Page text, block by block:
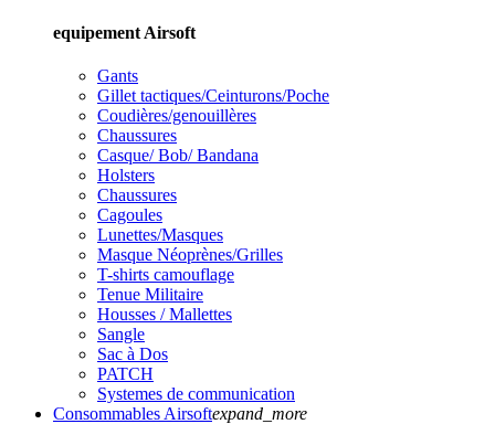
equipement Airsoft
Gants
Gillet tactiques/Ceinturons/Poche
Coudières/genouillères
Chaussures
Casque/ Bob/ Bandana
Holsters
Chaussures
Cagoules
Lunettes/Masques
Masque Néoprènes/Grilles
T-shirts camouflage
Tenue Militaire
Housses / Mallettes
Sangle
Sac à Dos
PATCH
Systemes de communication
Consommables Airsoftexpand_more